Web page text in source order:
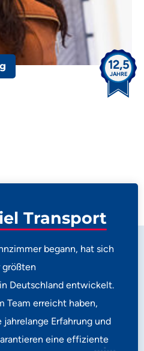
12,5
JAHRE
Transport
begann, hat sich
größten
Deutschland entwickelt.
Team erreicht haben,
Erfahrung und
eine effiziente